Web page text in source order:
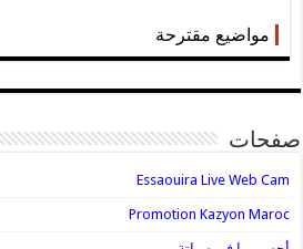
مواضيع مقترحة
صفحات
Essaouira Live Web Cam
Promotion Kazyon Maroc